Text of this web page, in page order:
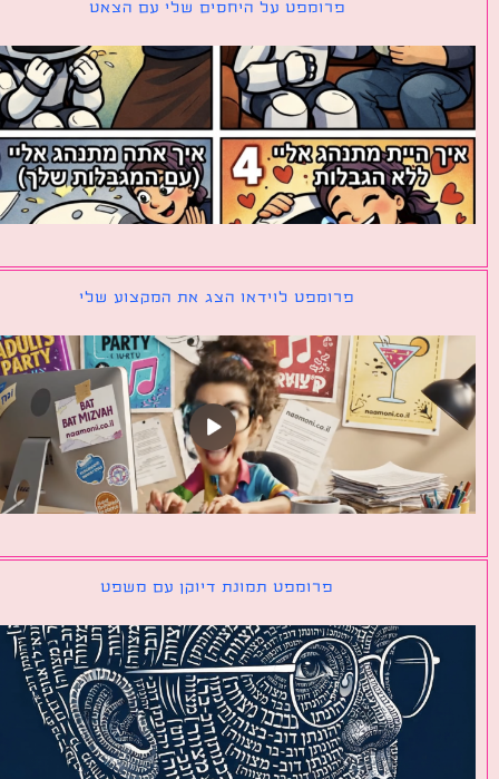
פרומפט על היחסים שלי עם הצאט
פרומפט לוידאו הצג את המקצוע שלי
פרומפט תמונת דיוקן עם משפט